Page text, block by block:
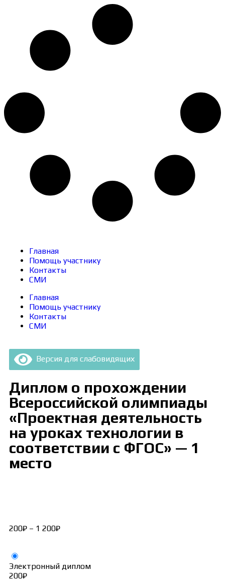
Главная
Помощь участнику
Контакты
СМИ
Главная
Помощь участнику
Контакты
СМИ
Версия для слабовидящих
Диплом о прохождении
Всероссийской олимпиады
«Проектная деятельность
на уроках технологии в
соответствии с ФГОС» — 1
место
200₽ – 1 200₽
Электронный диплом
200₽